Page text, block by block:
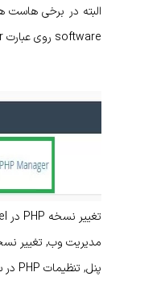
software روی عبارت multi php manager کلیک کنید.
پنل, تنظیمات PHP در سی پنل, مشکلات قابل اجتناب در تغییر نسخه PHP در سی پنل